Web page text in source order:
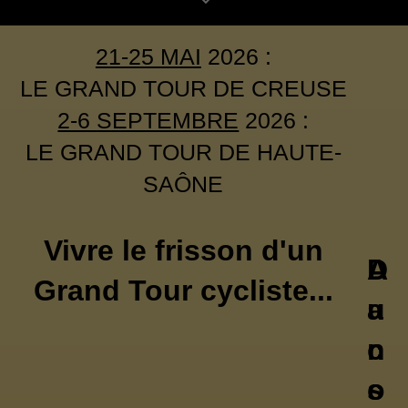
21-25 MAI 2026 :
LE GRAND TOUR DE CREUSE
2-6 SEPTEMBRE 2026 :
LE GRAND TOUR DE HAUTE-
SAÔNE
Vivre le frisson d'un
Grand Tour cycliste...
D
a
n
s
A
u
c
o